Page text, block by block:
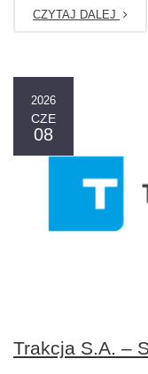
CZYTAJ DALEJ
2026
CZE
08
Trakcja S.A. –